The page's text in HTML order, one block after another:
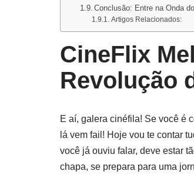
Conclusão: Entre na Onda
Artigos Relacionados:
CineFlix
Revolução
E aí, galera cinéfila! Se você é
lá vem fail! Hoje vou te contar
você já ouviu falar, deve estar
chapa, se prepara para uma